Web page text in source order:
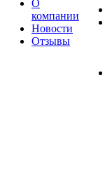
О
компании
Новости
Отзывы